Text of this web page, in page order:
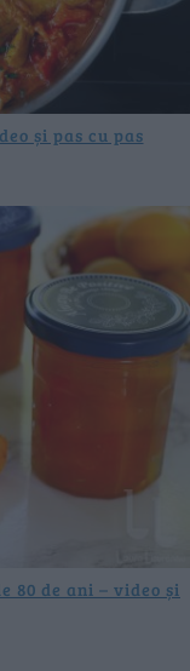
și pas cu pas
80 de ani – video și